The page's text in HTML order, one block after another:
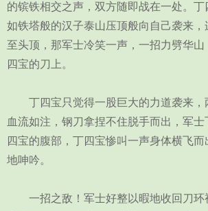
的镔铁相交之声，双方随即战在一处。
如铁塔般的汉子泰山压顶般向自己袭来
至头顶，那军士冷笑一声，一招力劈华
四宝的刀上。
丁四宝只觉得一股巨大的力道袭来，
血流如注，钢刀拿捏不住脱手而出，军
四宝的腹部，丁四宝惨叫一声身体横飞
地呻吟。
一招之敌！军士好整以暇地收回刀环